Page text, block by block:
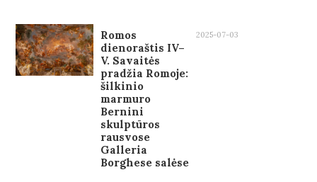
Romos
dienoraštis IV–
V. Savaitės
pradžia Romoje:
šilkinio
marmuro
Bernini
skulptūros
rausvose
Galleria
Borghese salėse
2025-07-03